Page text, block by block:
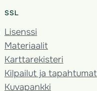
SSL
Lisenssi
Materiaalit
Karttarekisteri
Kilpailut ja tapahtumat
Kuvapankki